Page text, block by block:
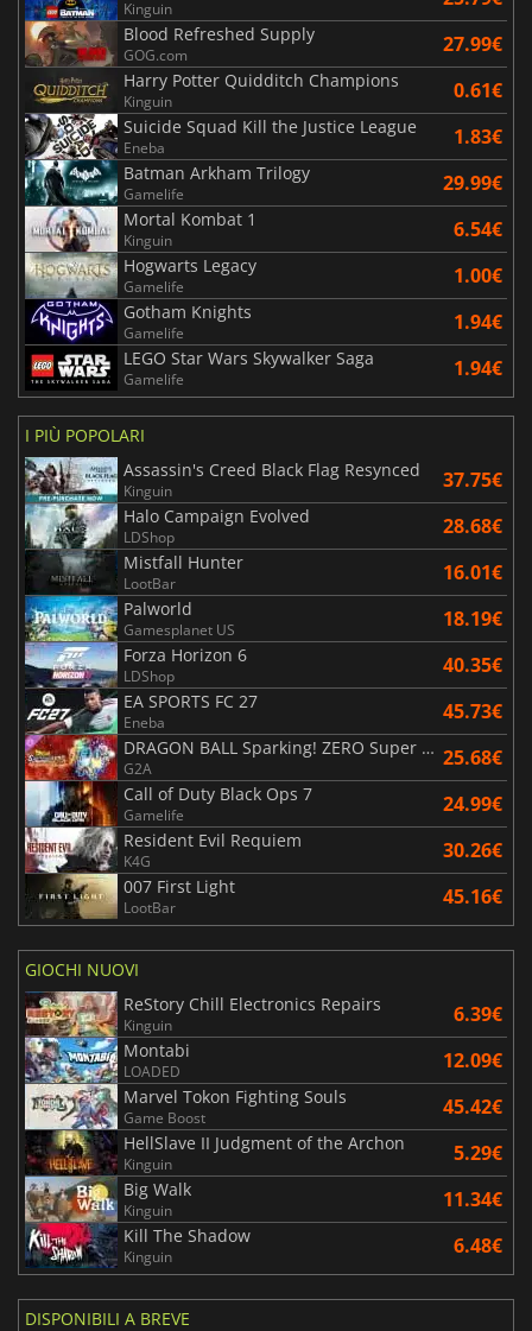
Kinguin
Blood Refreshed Supply
GOG.com 27.99€
Harry Potter Quidditch Champions
Kinguin 0.61€
Suicide Squad Kill the Justice League
Eneba 1.83€
Batman Arkham Trilogy
Gamelife 29.99€
Mortal Kombat 1
Kinguin 6.54€
Hogwarts Legacy
Gamelife 1.00€
Gotham Knights
Gamelife 1.94€
LEGO Star Wars Skywalker Saga
Gamelife 1.94€
I PIÙ POPOLARI
Assassin's Creed Black Flag Resynced
Kinguin 37.75€
Halo Campaign Evolved
LDShop 28.68€
Mistfall Hunter
LootBar 16.01€
Palworld
Gamesplanet US 18.19€
Forza Horizon 6
LDShop 40.35€
EA SPORTS FC 27
Eneba 45.73€
DRAGON BALL Sparking! ZERO Super Limit Breaking NEO
G2A 25.68€
Call of Duty Black Ops 7
Gamelife 24.99€
Resident Evil Requiem
K4G 30.26€
007 First Light
LootBar 45.16€
GIOCHI NUOVI
ReStory Chill Electronics Repairs
Kinguin 6.39€
Montabi
LOADED 12.09€
Marvel Tokon Fighting Souls
Game Boost 45.42€
HellSlave II Judgment of the Archon
Kinguin 5.29€
Big Walk
Kinguin 11.34€
Kill The Shadow
Kinguin 6.48€
DISPONIBILI A BREVE